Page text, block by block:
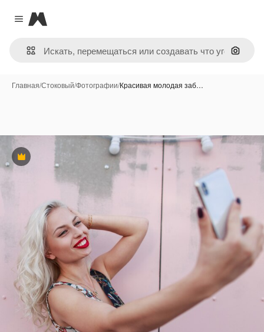
Close menu
Magnific
Поиск
Главная/Стоковый/Фотографии/Красивая молодая заб…
Премиум